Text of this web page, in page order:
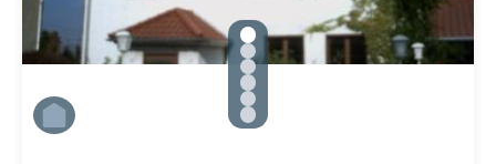
gallery.slide_selector
Zu Slide 1 wechseln
Zu Slide 2 wechseln
Zu Slide 3 wechseln
Zu Slide 4 wechseln
Zu Slide 5 wechseln
Zu Slide 6 wechseln